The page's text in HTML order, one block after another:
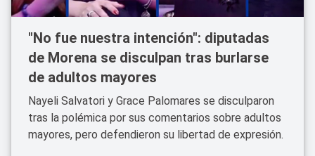
"No fue nuestra intención": diputadas
de Morena se disculpan tras burlarse
de adultos mayores
Nayeli Salvatori y Grace Palomares se disculparon
tras la polémica por sus comentarios sobre adultos
mayores, pero defendieron su libertad de expresión.